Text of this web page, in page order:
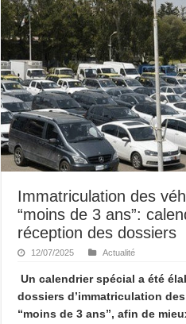
Immatriculation des
“moins de 3 ans”:
réception des dossiers
12/07/2025 Actualité
Un calendrier spécial a été
dossiers d’immatriculation
“moins de 3 ans”, afin de